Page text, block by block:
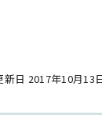
日 2017年10月13